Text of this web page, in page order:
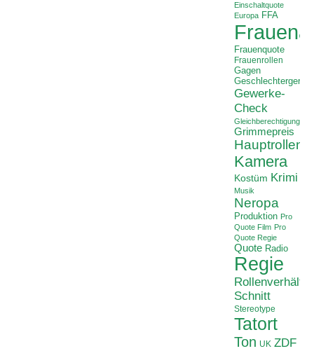
Einschaltquote
Europa FFA
Frauenquote
Frauenrollen
Gagen
Gewerke-
Check
Gleichberechtigung
Grimmepreis
Hauptrollen
Kamera
Kostüm Krimi
Musik
Neropa
Produktion Pro
Quote Film Pro
Quote Regie
Quote Radio
Regie
Schnitt
Stereotype
Tatort
Ton UK ZDF